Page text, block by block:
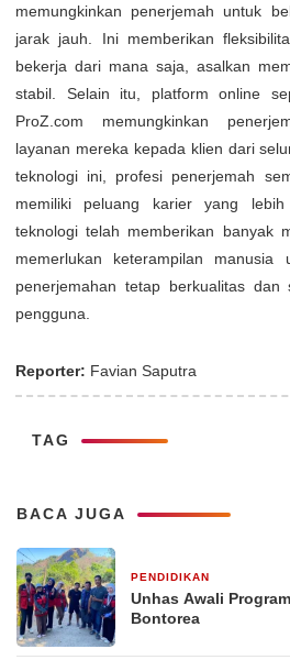
memungkinkan penerjemah untuk
jarak jauh. Ini memberikan
bekerja dari mana saja, asalkan
stabil. Selain itu, platform online
ProZ.com memungkinkan
layanan mereka kepada klien dari
teknologi ini, profesi penerjemah
memiliki peluang karier yang
teknologi telah memberikan banyak
memerlukan keterampilan manusia
penerjemahan tetap berkualitas dan
pengguna.
Reporter: Favian Saputra
TAG
BACA JUGA
PENDIDIKAN
Unhas Awali
Bontorea